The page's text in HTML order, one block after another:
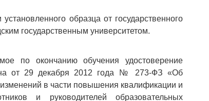
образца от государственного
государственным университетом.
по окончанию обучения удостоверение
от 29 декабря 2012 года № 273-ФЗ «Об
в части повышения квалификации и
и руководителей образовательных